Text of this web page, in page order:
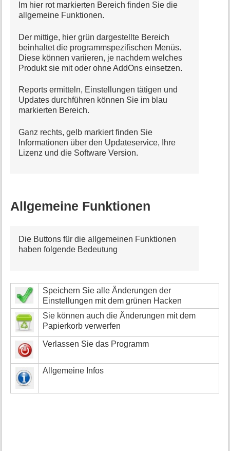
Im hier rot markierten Bereich finden Sie die
allgemeine Funktionen.
Der mittige, hier grün dargestellte Bereich
beinhaltet die programmspezifischen Menüs.
Diese können variieren, je nachdem welches
Produkt sie mit oder ohne AddOns einsetzen.
Reports ermitteln, Einstellungen tätigen und
Updates durchführen können Sie im blau
markierten Bereich.
Ganz rechts, gelb markiert finden Sie
Informationen über den Updateservice, Ihre
Lizenz und die Software Version.
Allgemeine Funktionen
Die Buttons für die allgemeinen Funktionen
haben folgende Bedeutung
Speichern Sie alle Änderungen der
Einstellungen mit dem grünen Hacken
Sie können auch die Änderungen mit dem
Papierkorb verwerfen
Verlassen Sie das Programm
Allgemeine Infos